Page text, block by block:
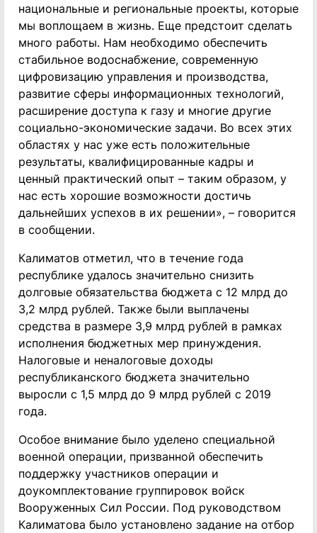
национальные и региональные проекты, которые
мы воплощаем в жизнь. Еще предстоит сделать
много работы. Нам необходимо обеспечить
стабильное водоснабжение, современную
цифровизацию управления и производства,
развитие сферы информационных технологий,
расширение доступа к газу и многие другие
социально-экономические задачи. Во всех этих
областях у нас уже есть положительные
результаты, квалифицированные кадры и
ценный практический опыт – таким образом, у
нас есть хорошие возможности достичь
дальнейших успехов в их решении», – говорится
в сообщении.
Калиматов отметил, что в течение года
республике удалось значительно снизить
долговые обязательства бюджета с 12 млрд до
3,2 млрд рублей. Также были выплачены
средства в размере 3,9 млрд рублей в рамках
исполнения бюджетных мер принуждения.
Налоговые и неналоговые доходы
республиканского бюджета значительно
выросли с 1,5 млрд до 9 млрд рублей с 2019
года.
Особое внимание было уделено специальной
военной операции, призванной обеспечить
поддержку участников операции и
доукомплектование группировок войск
Вооруженных Сил России. Под руководством
Калиматова было установлено задание на отбор